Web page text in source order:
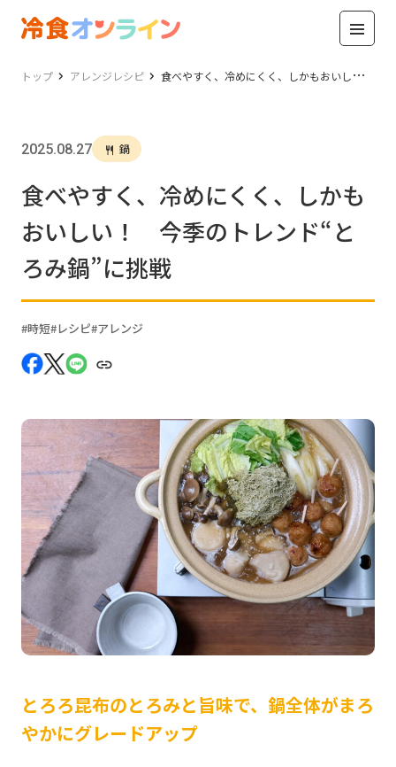
トップ アレンジレシピ 食べやすく、冷めにくく、しかもおいしい！ 今季のトレンド“とろみ鍋”に挑戦
2025.08.27 鍋
食べやすく、冷めにくく、しかも
おいしい！ 今季のトレンド“と
ろみ鍋”に挑戦
時短 レシピ アレンジ
とろろ昆布のとろみと旨味で、鍋全体がまろ
やかにグレードアップ